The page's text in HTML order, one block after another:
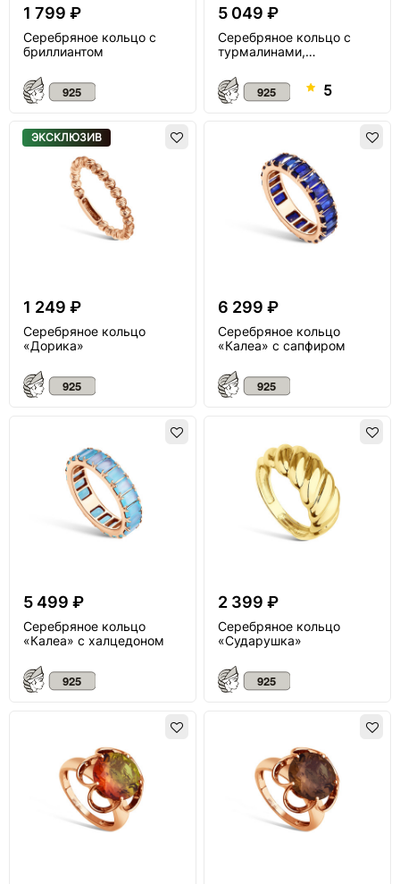
1 799 ₽
Серебряное кольцо с
бриллиантом
5 049 ₽
Серебряное кольцо с
турмалинами,
5
ЭКСКЛЮЗИВ
1 249 ₽
Серебряное кольцо
«Дорика»
6 299 ₽
Серебряное кольцо
«Калеа» с сапфиром
5 499 ₽
Серебряное кольцо
«Калеа» с халцедоном
2 399 ₽
Серебряное кольцо
«Сударушка»